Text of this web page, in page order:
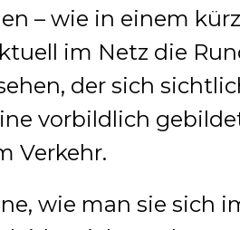
– wie in einem
im Netz die
der sich
vorbildlich
Verkehr.
wie man sie sich